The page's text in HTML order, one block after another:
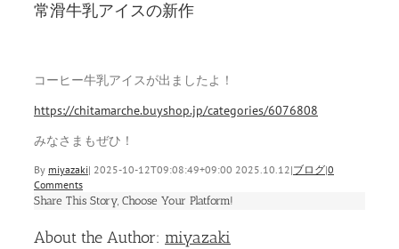
常滑牛乳アイスの新作
コーヒー牛乳アイスが出ましたよ！
https://chitamarche.buyshop.jp/categories/6076808
みなさまもぜひ！
By miyazaki| 2025-10-12T09:08:49+09:00 2025.10.12|ブログ|0
Comments
Share This Story, Choose Your Platform!
Facebook
Twitter
Linkedin
Reddit
Tumblr
Google+
Pinterest
Vk
Email
About the Author: miyazaki